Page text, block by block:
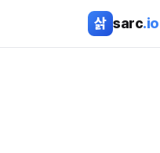
삵 sarc.io